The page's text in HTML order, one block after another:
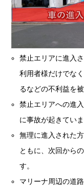
禁止エリアに進入
利用者様だけでな
るなどの不利益を
禁止エリアへの進
に事故が起きていま
無理に進入された
ともに、次回から
す。
マリーナ周辺の道